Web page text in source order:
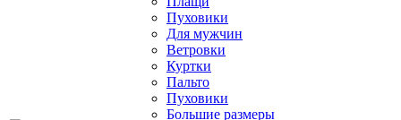
Пуховики
Для мужчин
Ветровки
Куртки
Пальто
Пуховики
Большие размеры